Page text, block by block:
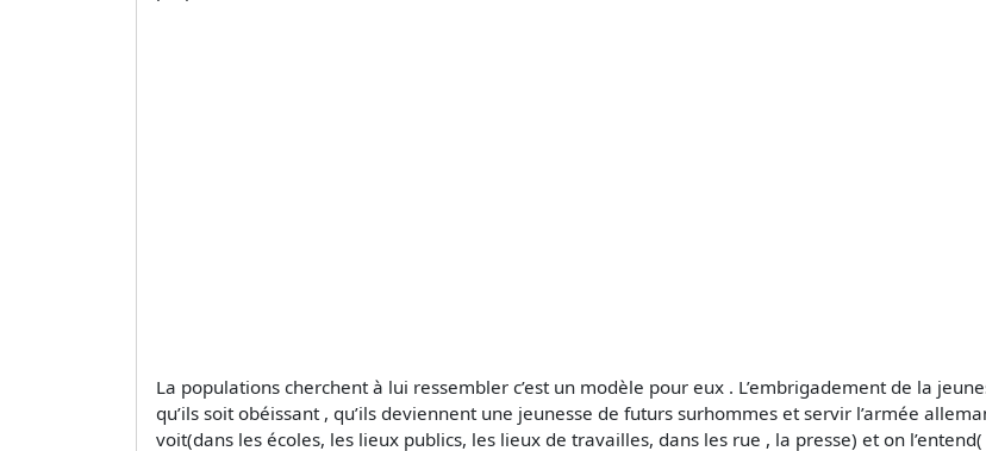
La populations cherchent à lui ressembler c’est un modèle pour eux . L’embrigadement de la
qu’ils soit obéissant , qu’ils deviennent une jeunesse de futurs surhommes et servir l’armée
voit(dans les écoles, les lieux publics, les lieux de travailles, dans les rue , la presse) et on